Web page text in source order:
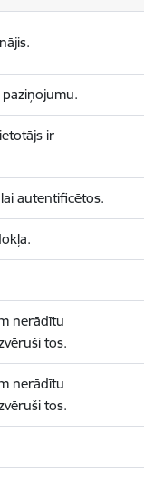
ir
autentificētos.
nerādītu
tos.
nerādītu
tos.